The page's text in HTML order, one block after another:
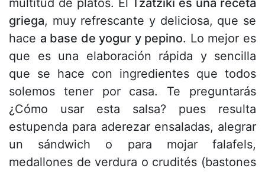
multitud de platos. ElTzatziki es una receta
griega, muy refrescante y deliciosa, que se
hace a base de yogur y pepino. Lo mejor es
que es una elaboración rápida y sencilla
que se hace con ingredientes que todos
solemos tener por casa. Te preguntarás
¿Cómo usar esta salsa? pues resulta
estupenda para aderezar ensaladas, alegrar
un sándwich o para mojar falafels,
medallones de verdura o crudités (bastones